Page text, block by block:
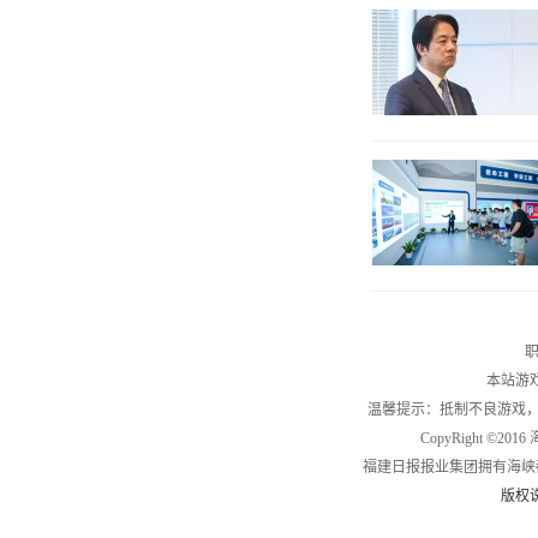
本站游
温馨提示：抵制不良游戏
CopyRight ©2016
福建日报报业集团拥有海
版权